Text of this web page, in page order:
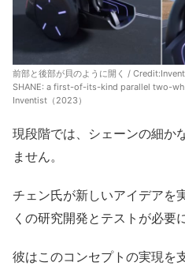
前部と後部が貝のように開く / Credit:
SHANE: a first-of-its-kind parallel two-
Inventist（2023）
現段階では、シェーンの細か
ません。
チェン氏が新しいアイデアを
くの研究開発とテストが必要
彼はこのコンセプトの実現を